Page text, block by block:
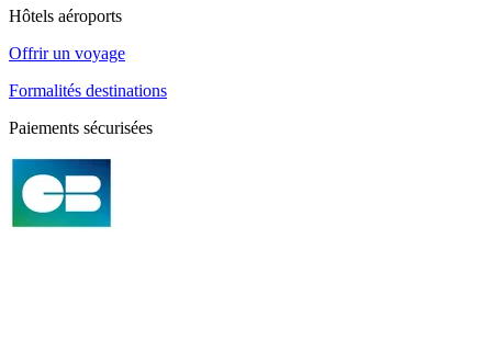
Hôtels aéroports
Offrir un voyage
Formalités destinations
Paiements sécurisées